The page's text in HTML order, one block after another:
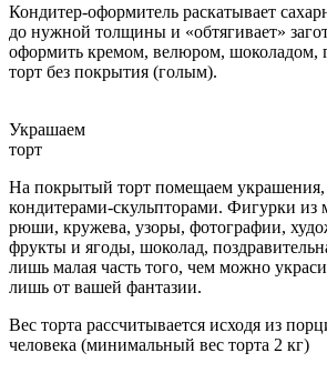
Кондитер-оформитель раскатывает
до нужной толщины и «обтягивает»
оформить кремом, велюром, шоколадом,
торт без покрытия (голым).
Украшаем
торт
На покрытый торт помещаем
кондитерами-скульпторами. Фигурки из
рюши, кружева, узоры, фотографии,
фрукты и ягоды, шоколад,
лишь малая часть того, чем можно
лишь от вашей фантазии.
Вес торта рассчитывается исходя из
человека (минимальный вес торта 2 кг)